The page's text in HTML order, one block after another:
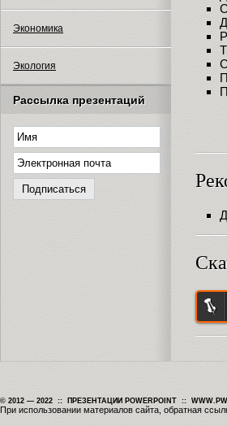
Экономика
Экология
Рассылка презентаций
© 2012 — 2022 :: ПРЕЗЕНТАЦИИ POWERPOINT ::
При использовании материалов сайта, обратная